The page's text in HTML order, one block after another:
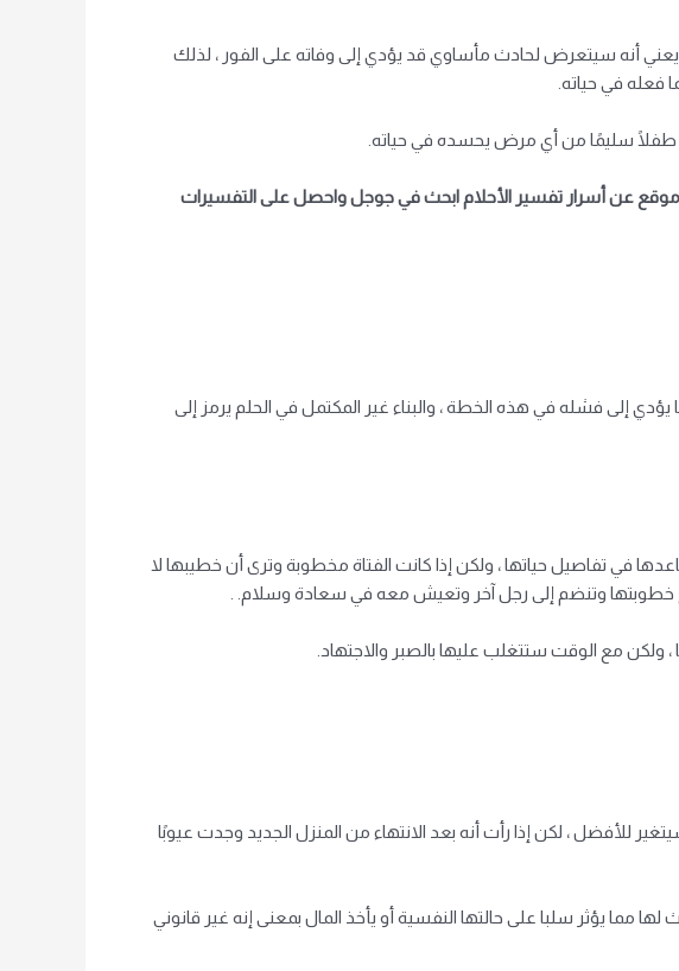
يعني أنه سيتعرض لحادث مأساوي قد يؤدي إلى وفاته على الفور ، لذلك
فعله في حياته.
طفلًا سليمًا من أي مرض يحسده في حياته.
موقع عن أسرار تفسير الأحلام ابحث في جوجل واحصل على التفسيرات
إلى فشله في هذه الخطة ، والبناء غير المكتمل في الحلم يرمز إلى
في تفاصيل حياتها ، ولكن إذا كانت الفتاة مخطوبة وترى أن خطيبها لا
خطوبتها وتنضم إلى رجل آخر وتعيش معه في سعادة وسلام. .
مع الوقت ستتغلب عليها بالصبر والاجتهاد.
للأفضل ، لكن إذا رأت أنه بعد الانتهاء من المنزل الجديد وجدت عيوبًا
لها مما يؤثر سلبا على حالتها النفسية أو يأخذ المال بمعنى إنه غير قانوني